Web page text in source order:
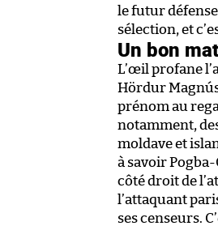
le futur
sélection, et
Un bon
L’œil profane
Hördur
prénom au
notamment,
moldave et
à savoir
côté droit de
l’attaquant
ses censeurs.